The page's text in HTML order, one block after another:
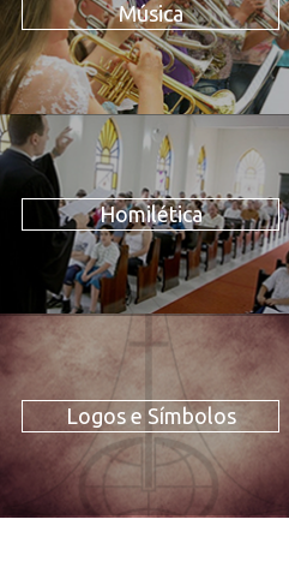
Música
Homilética
Logos e Símbolos